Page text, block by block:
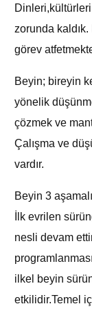
zorunda
görev
Beyin; bireyin
yönelik
çözmek ve
Çalışma ve
vardır.
Beyin 3
İlk evrilen
nesli devam ettir
ilkel beyin
etkilidir.Temel